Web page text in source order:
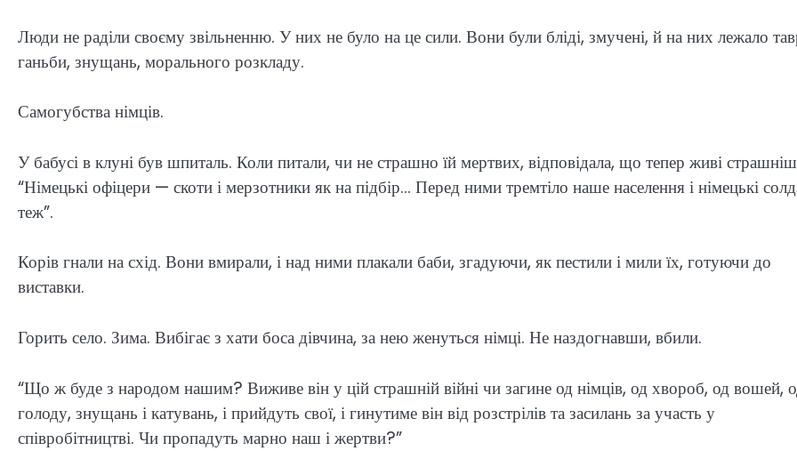
Люди не раділи своєму звільненню. У них не було на це сили. Вони були бліді, змучені, й на них лежало
ганьби, знущань, морального розкладу.
Самогубства німців.
У бабусі в клуні був шпиталь. Коли питали, чи не страшно їй мертвих, відповідала, що тепер живі
“Німецькі офіцери — скоти і мерзотники як на підбір… Перед ними тремтіло наше населення і німецькі
теж”.
Корів гнали на схід. Вони вмирали, і над ними плакали баби, згадуючи, як пестили і мили їх, готуючи до
виставки.
Горить село. Зима. Вибігає з хати боса дівчина, за нею женуться німці. Не наздогнавши, вбили.
“Що ж буде з народом нашим? Виживе він у цій страшній війні чи загине од німців, од хвороб, од вошей,
голоду, знущань і катувань, і прийдуть свої, і гинутиме він від розстрілів та засилань за участь у
співробітництві. Чи пропадуть марно наш і жертви?”